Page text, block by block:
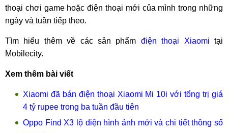
thoại chơi game hoặc điện thoại mới của mình trong những
ngày và tuần tiếp theo.
Tìm hiểu thêm về các sản phẩm điện thoại Xiaomi tại
Mobilecity.
Xem thêm bài viết
Xiaomi đã bán điện thoại Xiaomi Mi 10i với tổng trị giá
4 tỷ rupee trong ba tuần đầu tiên
Oppo Find X3 lộ diện hình ảnh mới và chi tiết thông số